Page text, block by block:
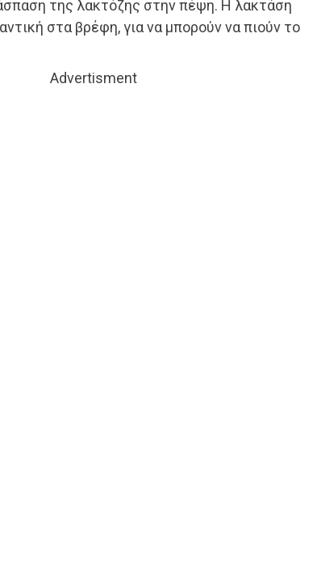
της λακτόζης στην πέψη. Η λακτάση
στα βρέφη, για να μπορούν να πιούν το
Advertisment